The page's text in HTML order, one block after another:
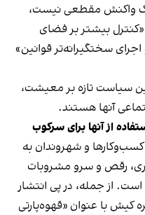
یک واکنش مقطعی نیست،
«کنترل بیشتر بر فضای
سختگیرانه‌تر قوانین»
سیاست‌ تازه بر معیشت،
آنها هستند.
از آنها برای سرکوب
و شهروندان به
رقص و سرو مشروبات
از جمله، در پی انتشار
کیش با عنوان «قهوه‌پارتی